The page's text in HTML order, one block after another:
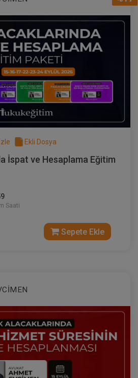
- III. İş Hukuku Kongresi
Sepete Ekle
Enstitüsü
Enstitüsü
Ekli Dosya
İspat ve Hesaplama Eğitim
Saati
Sepete Ekle